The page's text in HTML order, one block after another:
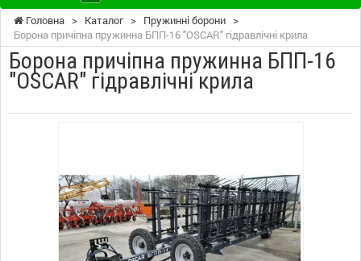
Головна > Каталог > Пружинні борони >
Борона причіпна пружинна БПП-16 "OSСAR" гідравлічні крила
Борона причіпна пружинна БПП-16
"OSСAR" гідравлічні крила